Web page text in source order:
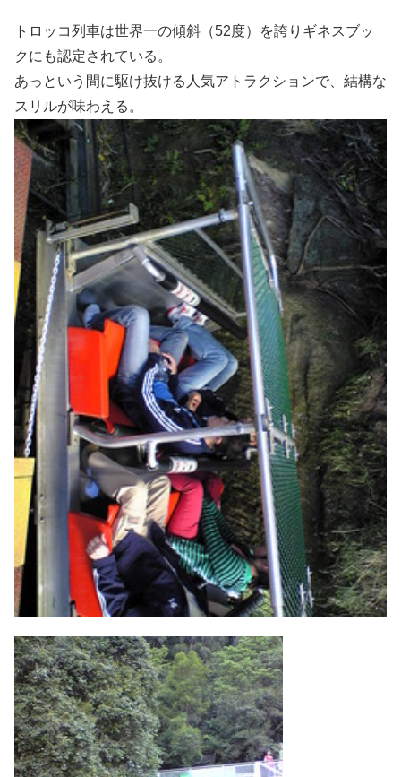
トロッコ列車は世界一の傾斜（52度）を誇りギネスブッ
クにも認定されている。
あっという間に駆け抜ける人気アトラクションで、結構な
スリルが味わえる。